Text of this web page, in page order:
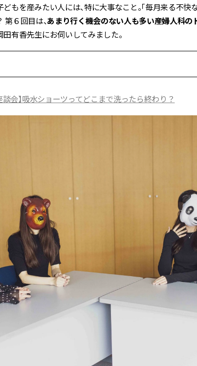
もを産みたい人には、特に大事なこと。「毎月来る不快
６回目は、あまり行く機会のない人も多い産婦人科の
有香先生にお伺いしてみました。
談会】吸水ショーツってどこまで洗ったら終わり？
のお手入れでうるおってな
かな肌を目指す | CLASSY.[
シィ]
抜ける「即戦力アクセ」た
Aug, 7, 2026
【落ちない名品リップ10
り直しできない・皮むけし
いetc.悩みをクリア |
Aug, 5, 2026
ユニクロ名品も！日焼け対
チ勢の「ないと無理」なア
ムハック7選 | CLASSY.[ク